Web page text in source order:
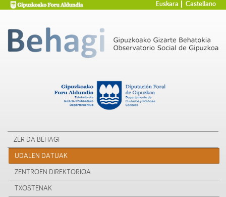
Euskara Castellano
ZER DA BEHAGI
UDALEN DATUAK
ZENTROEN DIREKTORIOA
TXOSTENAK